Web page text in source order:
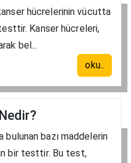
hücrelerinin vücutta
Kanser hücreleri,
bel...
oku..
bulunan bazı maddelerin
bir testtir. Bu test,